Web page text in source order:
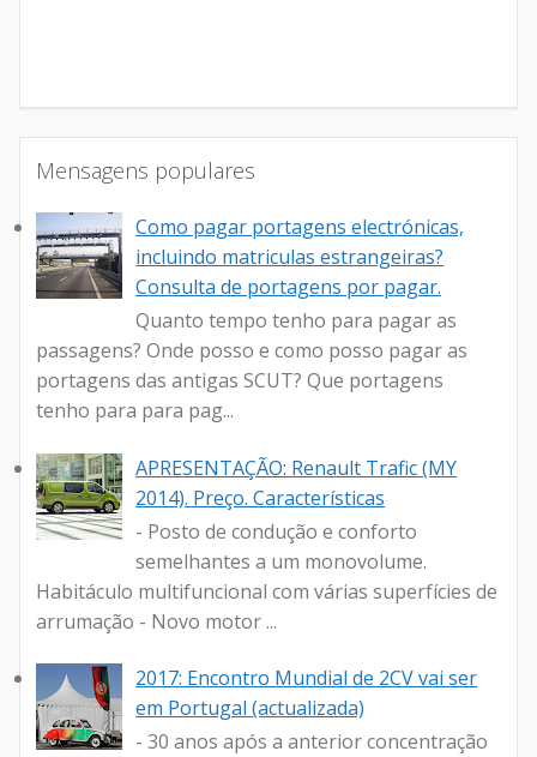
Mensagens populares
Como pagar portagens electrónicas,
incluindo matriculas estrangeiras?
Consulta de portagens por pagar.
Quanto tempo tenho para pagar as
passagens? Onde posso e como posso pagar as
portagens das antigas SCUT? Que portagens
tenho para para pag...
APRESENTAÇÃO: Renault Trafic (MY
2014). Preço. Características
- Posto de condução e conforto
semelhantes a um monovolume.
Habitáculo multifuncional com várias superfícies de
arrumação - Novo motor ...
2017: Encontro Mundial de 2CV vai ser
em Portugal (actualizada)
- 30 anos após a anterior concentração